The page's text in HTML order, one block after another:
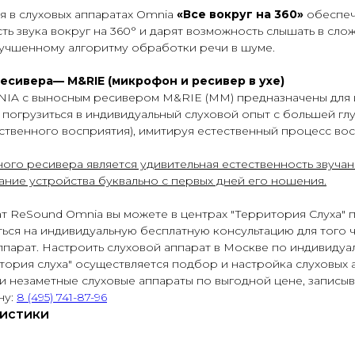
слуховых аппаратах Omnia «Все вокруг на 360»
звука вокруг на 360° и дарят возможность слышать в
алгоритму обработки речи в шуме.
M&RIE (микрофон и ресивер в ухе)
с выносным ресивером M&RIE (ММ) предназначены для
в индивидуальный слуховой опыт с большей
восприятия), имитируя естественный процесс
ресивера является удивительная естественность
устройства буквально с первых дней его ношения.
ReSound Omnia вы можете в центрах "Территория Слуха"
на индивидуальную бесплатную консультацию для того
Настроить слуховой аппарат в Москве по
слуха" осуществляется подбор и настройка
незаметные слуховые аппараты по выгодной цене,
8 (495) 741-87-96